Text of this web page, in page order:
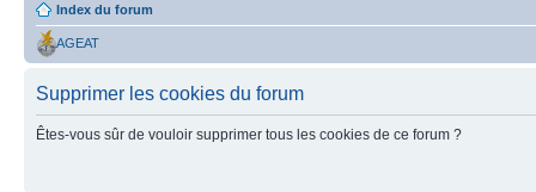
Index du forum
AGEAT
Supprimer les cookies du forum
Êtes-vous sûr de vouloir supprimer tous les cookies de ce forum ?